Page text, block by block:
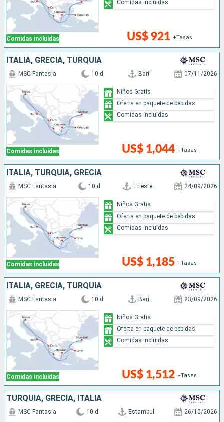
Comidas incluidas US$ 921 +Tasas
Comidas incluidas
ITALIA, GRECIA, TURQUÍA
Comidas incluidas
MSC Fantasia 10 d Bari 07/11/2026
US$ 1,044 +Tasas
Niños Gratis
Oferta en paquete de bebidas
Comidas incluidas
ITALIA, TURQUÍA, GRECIA
Comidas incluidas
MSC Fantasia 10 d Trieste 24/09/2026
US$ 1,185 +Tasas
Niños Gratis
Oferta en paquete de bebidas
Comidas incluidas
ITALIA, GRECIA, TURQUÍA
Comidas incluidas
MSC Fantasia 10 d Bari 23/09/2026
US$ 1,512 +Tasas
Niños Gratis
Oferta en paquete de bebidas
Comidas incluidas
TURQUÍA, GRECIA, ITALIA
MSC Fantasia 10 d Estambul 26/10/2026